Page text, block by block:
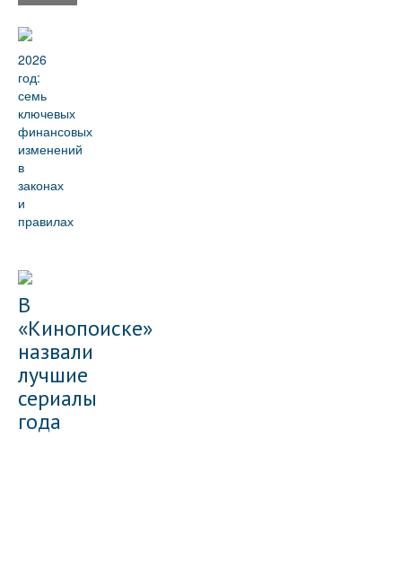
2026
год:
семь
ключевых
финансовых
изменений
в
законах
и
правилах
В
«Кинопоиске»
назвали
лучшие
сериалы
года